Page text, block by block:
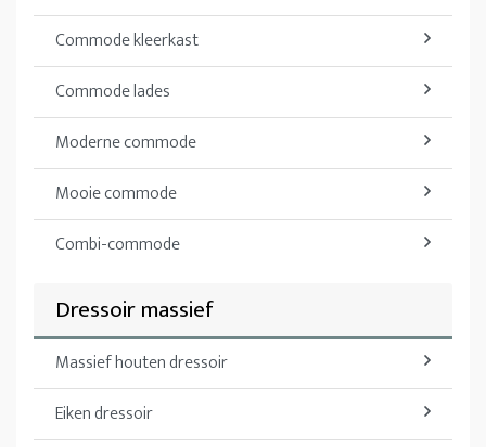
Commode kleerkast
Commode lades
Moderne commode
Mooie commode
Combi-commode
Dressoir massief
Massief houten dressoir
Eiken dressoir